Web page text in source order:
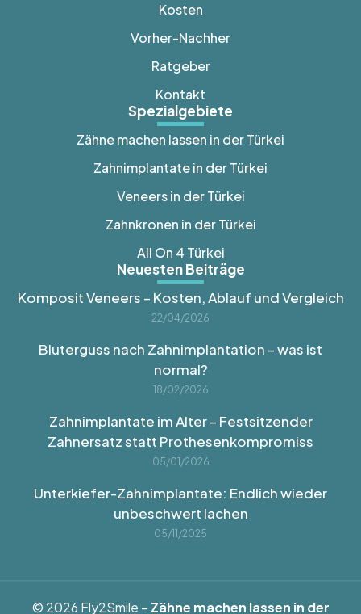
Kosten
Vorher-Nachher
Ratgeber
Kontakt
Spezialgebiete
Zähne machen lassen in der Türkei
Zahnimplantate in der Türkei
Veneers in der Türkei
Zahnkronen in der Türkei
All On 4 Türkei
Neuesten Beiträge
Komposit Veneers – Kosten, Ablauf und Vergleich
22/04/2026
Bluterguss nach Zahnimplantation – was ist
normal?
18/02/2026
Zahnimplantate im Alter – Festsitzender
Zahnersatz statt Prothesenkompromiss
05/01/2026
Unterkiefer-Zahnimplantate: Endlich wieder
unbeschwert lachen
05/11/2025
© 2026 Fly2Smile – Zähne machen lassen in der